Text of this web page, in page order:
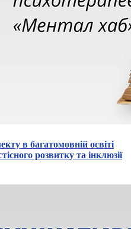
в багатомовній освіті
розвитку та інклюзії